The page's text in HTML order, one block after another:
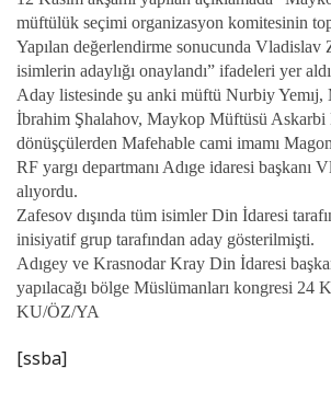
müftülük seçimi organizasyon komitesinin
Yapılan değerlendirme sonucunda Vladislav
isimlerin adaylığı onaylandı” ifadeleri yer
Aday listesinde şu anki müftü Nurbiy Yemıj,
İbrahim Şhalahov, Maykop Müftüsü Askarbi
dönüşçülerden Mafehable cami imamı
RF yargı departmanı Adıge idaresi başkanı
alıyordu.
Zafesov dışında tüm isimler Din İdaresi
inisiyatif grup tarafından aday gösterilmişti.
Adıgey ve Krasnodar Kray Din İdaresi
yapılacağı bölge Müslümanları kongresi 24
KU/ÖZ/YA
[ssba]